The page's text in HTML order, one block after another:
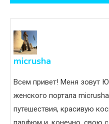
записям
micrusha
Всем привет! Меня зовут
женского портала
путешествия, красивую